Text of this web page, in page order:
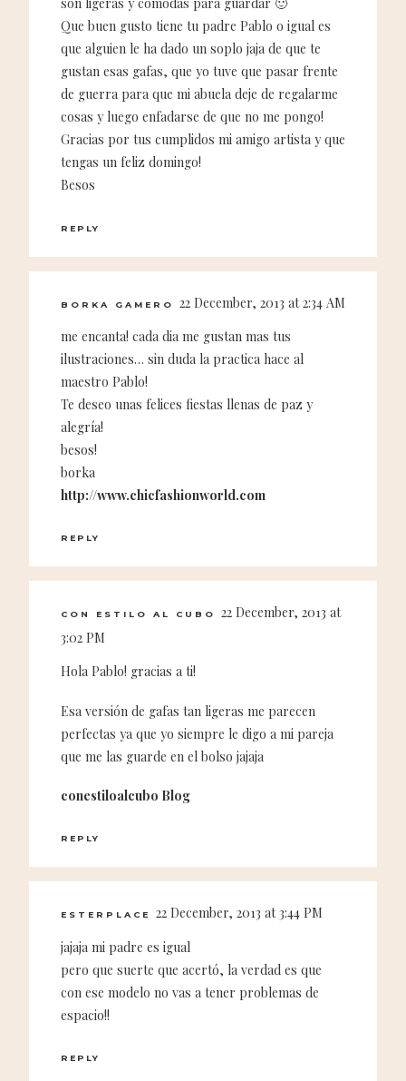
son ligeras y cómodas para guardar 🙂
Que buen gusto tiene tu padre Pablo o igual es
que alguien le ha dado un soplo jaja de que te
gustan esas gafas, que yo tuve que pasar frente
de guerra para que mi abuela deje de regalarme
cosas y luego enfadarse de que no me pongo!
Gracias por tus cumplidos mi amigo artista y que
tengas un feliz domingo!
Besos
REPLY
BORKA GAMERO
22 December, 2013 at 2:34 AM
me encanta! cada dia me gustan mas tus
ilustraciones… sin duda la practica hace al
maestro Pablo!
Te deseo unas felices fiestas llenas de paz y
alegría!
besos!
borka
http://www.chicfashionworld.com
REPLY
CON ESTILO AL CUBO
22 December, 2013 at
3:02 PM
Hola Pablo! gracias a ti!
Esa versión de gafas tan ligeras me parecen
perfectas ya que yo siempre le digo a mi pareja
que me las guarde en el bolso jajaja
conestiloalcubo Blog
REPLY
ESTERPLACE
22 December, 2013 at 3:44 PM
jajaja mi padre es igual
pero que suerte que acertó, la verdad es que
con ese modelo no vas a tener problemas de
espacio!!
REPLY